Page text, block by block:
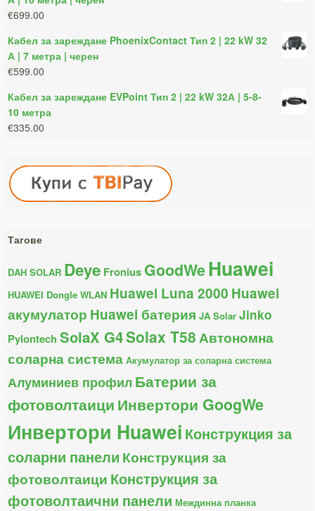
€699.00
Кабел за зареждане PhoenixContact Тип 2 | 22 kW 32
А | 7 метра | черен
€599.00
Кабел за зареждане EVPoint Тип 2 | 22 kW 32А | 5-8-
10 метра
€335.00
Тагове
DAH SOLAR Deye Fronius GoodWeHuawei
HUAWEI Dongle WLAN Huawei Luna 2000 Huawei
акумулатор Huawei батерия JA Solar Jinko
Pylontech SolaX G4Solax T58 Автономна
соларна система Акумулатор за соларна система
Алуминиев профилБатерии за
фотоволтаици Инвертори GoogWe
Инвертори Huawei Конструкция за
соларни панели Конструкция за
фотоволтаици Конструкция за
фотоволтаични панели Междинна планка